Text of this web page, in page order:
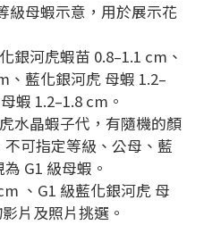
級母蝦示意，用於展示花
銀河虎蝦苗 0.8–1.1 cm、
、藍化銀河虎 母蝦 1.2–
蝦 1.2–1.8 cm。
水晶蝦子代，有隨機的顏
可指定等級、公母、藍
G1 級母蝦。
、G1 級藍化銀河虎 母
片及照片挑選。